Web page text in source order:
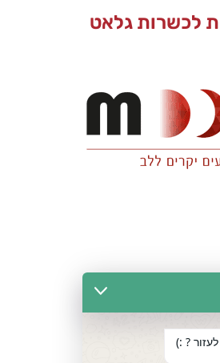
לכשרות גלאט
? :)